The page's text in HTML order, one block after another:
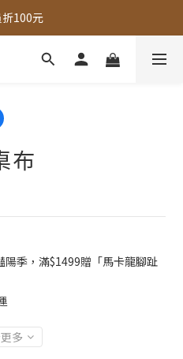
｜滿1500宅配免運
100元
布
季，滿$1499贈「馬卡龍腳趾
多